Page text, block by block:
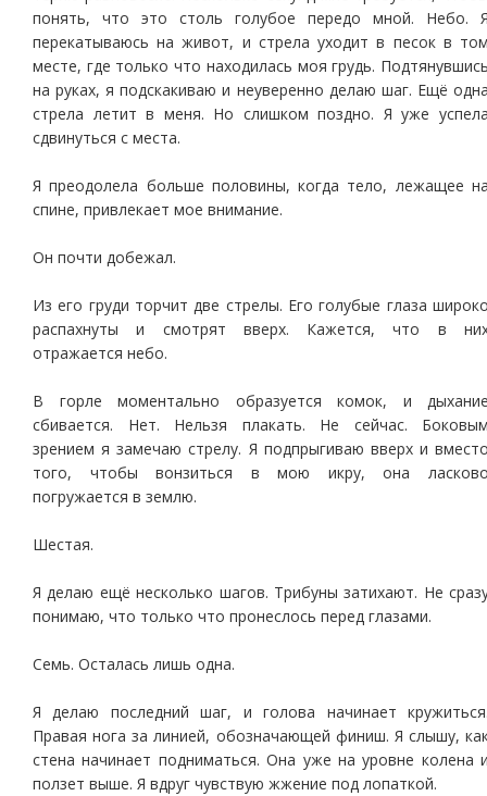
понять, что это столь голубое передо мной. Небо.
перекатываюсь на живот, и стрела уходит в песок в
месте, где только что находилась моя грудь.
на руках, я подскакиваю и неуверенно делаю шаг. Ещё
стрела летит в меня. Но слишком поздно. Я уже
сдвинуться с места.
Я преодолела больше половины, когда тело, лежащее
спине, привлекает мое внимание.
Он почти добежал.
Из его груди торчит две стрелы. Его голубые глаза
распахнуты и смотрят вверх. Кажется, что в
отражается небо.
В горле моментально образуется комок, и
сбивается. Нет. Нельзя плакать. Не сейчас.
зрением я замечаю стрелу. Я подпрыгиваю вверх и
того, чтобы вонзиться в мою икру, она
погружается в землю.
Шестая.
Я делаю ещё несколько шагов. Трибуны затихают. Не
понимаю, что только что пронеслось перед глазами.
Семь. Осталась лишь одна.
Я делаю последний шаг, и голова начинает
Правая нога за линией, обозначающей финиш. Я слышу,
стена начинает подниматься. Она уже на уровне колена
ползет выше. Я вдруг чувствую жжение под лопаткой.